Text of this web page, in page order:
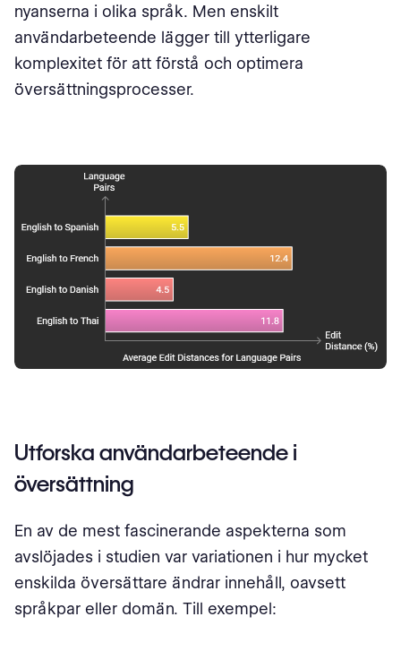
nyanserna i olika språk. Men enskilt
användarbeteende lägger till ytterligare
komplexitet för att förstå och optimera
översättningsprocesser.
Utforska användarbeteende i
översättning
En av de mest fascinerande aspekterna som
avslöjades i studien var variationen i hur mycket
enskilda översättare ändrar innehåll, oavsett
språkpar eller domän. Till exempel: